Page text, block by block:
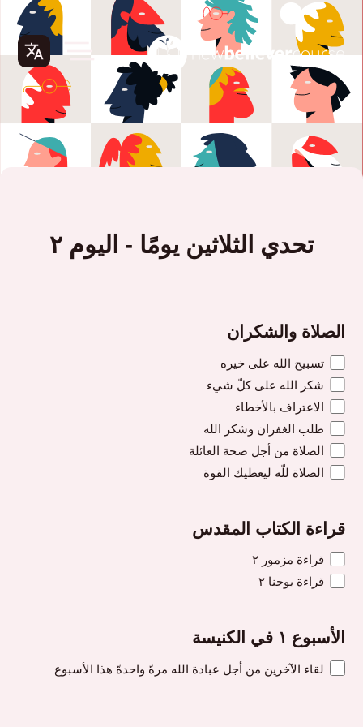
تحدي الثلاثين يومًا - اليوم ٢
الصلاة والشكران
تسبيح الله على خيره
شكر الله على كلّ شيء
الاعتراف بالأخطاء
طلب الغفران وشكر الله
الصلاة من أجل صحة العائلة
الصلاة للّه ليعطيك القوة
قراءة الكتاب المقدس
قراءة مزمور ٢
قراءة يوحنا ٢
الأسبوع ١ في الكنيسة
لقاء الآخرين من أجل عبادة الله مرةً واحدةً هذا الأسبوع